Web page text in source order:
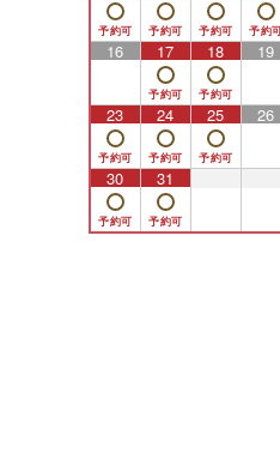
16 17 18 19
23 24 25 26
30 31